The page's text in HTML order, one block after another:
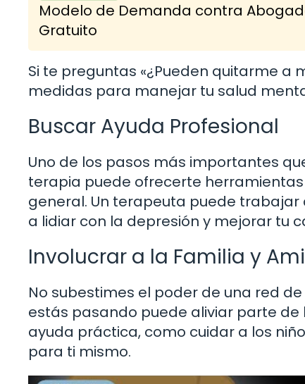
Modelo de Demanda contra
Gratuito
Si te preguntas «¿Pueden quitarme a
medidas para manejar tu salud
Buscar Ayuda Profesional
Uno de los pasos más importantes
terapia puede ofrecerte
general. Un terapeuta puede
a lidiar con la depresión y mejorar tu
Involucrar a la Familia y
No subestimes el poder de una red
estás pasando puede aliviar parte
ayuda práctica, como cuidar a los
para ti mismo.